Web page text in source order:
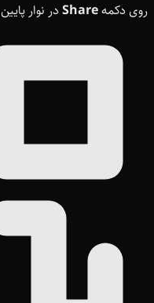
روی دکمهShare در نوار پایین Safari ضربه بزنید